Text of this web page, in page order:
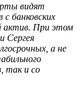
видят
банковских
актив. При этом
Сергея
а не
так и со